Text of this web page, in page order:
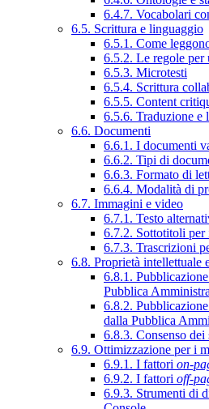
6.4.7. Vocabolari
6.5. Scrittura e linguaggio
6.5.1. Come
6.5.2. Le regole per
6.5.3. Microtesti
6.5.4. Scrittura
6.5.5. Content
6.5.6. Traduzione e
6.6. Documenti
6.6.1. I documenti
6.6.2. Tipi di
6.6.3. Formato di
6.6.4. Modalità di
6.7. Immagini e video
6.7.1. Testo
6.7.2. Sottotitoli per
6.7.3. Trascrizioni
6.8. Proprietà intellettuale
6.8.1.
Pubblica
6.8.2.
dalla Pubblica
6.8.3. Consenso
6.9. Ottimizzazione per i
6.9.1. I fattori on-
6.9.2. I fattori off-
6.9.3. Strumenti di